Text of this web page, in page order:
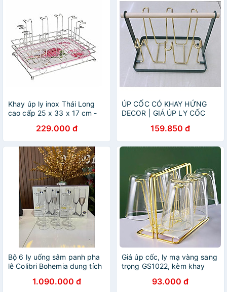
Khay úp ly inox Thái Long
cao cấp 25 x 33 x 17 cm -
229.000 đ
ÚP CỐC CÓ KHAY HỨNG
DECOR | GIÁ ÚP LY CỐC
HỨNG NƯỚC BẦU DỤC
159.850 đ
Bộ 6 ly uống sâm panh pha
lê Colibri Bohemia dung tích
1.090.000 đ
Giá úp cốc, ly mạ vàng sang
trọng GS1022, kèm khay
93.000 đ